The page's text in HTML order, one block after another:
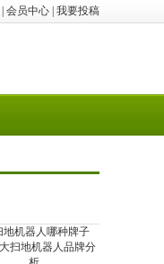
会员中心 我要投稿